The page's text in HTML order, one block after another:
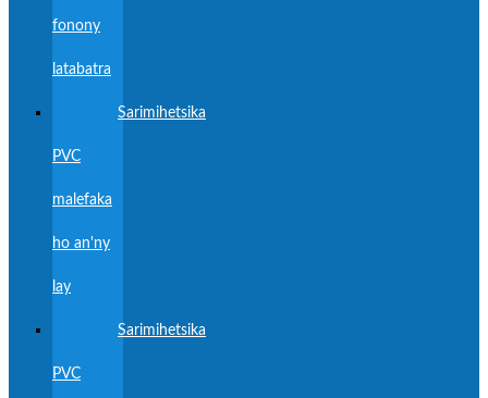
fonony
latabatra
Sarimihetsika
PVC
malefaka
ho an'ny
lay
Sarimihetsika
PVC